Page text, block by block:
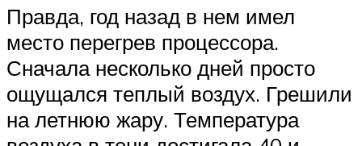
Правда, год назад в нем имел
место перегрев процессора.
Сначала несколько дней просто
ощущался теплый воздух. Грешили
на летнюю жару. Температура